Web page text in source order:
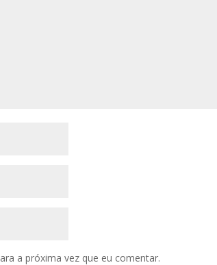
a próxima vez que eu comentar.